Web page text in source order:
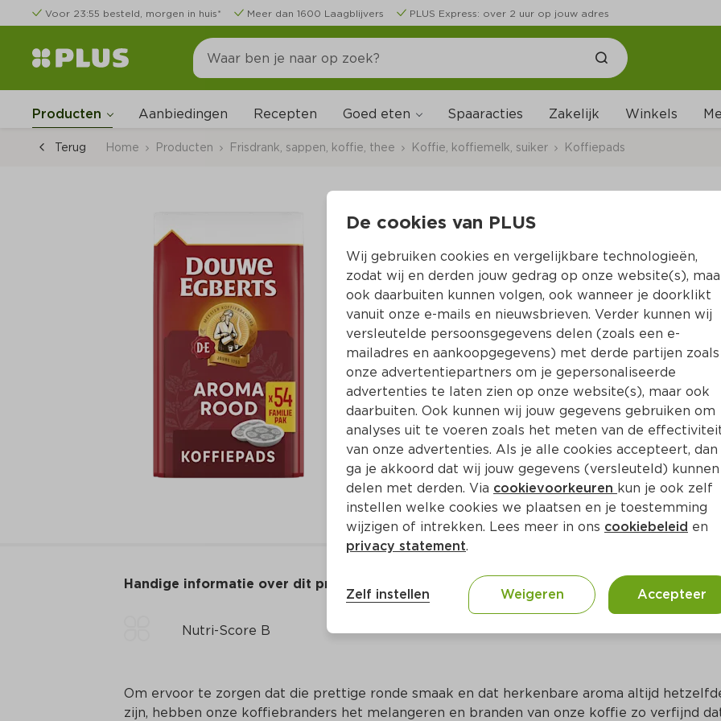
Voor 23:55 besteld, morgen in huis* Meer dan 1600 Laagblijvers PLUS Express: over 2 uur op jouw adres
Producten Aanbiedingen Recepten Goed eten Spaaracties Zakelijk Winkels
Terug Home Producten Frisdrank, sappen, koffie, thee Koffie, koffiemelk, suiker Koffiepads
Douwe Egberts
Per Zak 54 st  (per stuks €0.19)
9.99
Toevoegen
Handige informatie over dit product
Nutri-Score B
Om ervoor te zorgen dat die prettige ronde smaak en dat herkenbare aroma altijd
zijn, hebben onze koffiebranders het melangeren en branden van onze koffie zo verfijnd
De cookies van PLUS
Wij gebruiken cookies en vergelijkbare technologieën,
zodat wij en derden jouw gedrag op onze website(s),
ook daarbuiten kunnen volgen, ook wanneer je doorklikt
vanuit onze e-mails en nieuwsbrieven. Verder kunnen wij
versleutelde persoonsgegevens delen (zoals een e-
mailadres en aankoopgegevens) met derde partijen zoals
onze advertentiepartners om je gepersonaliseerde
advertenties te laten zien op onze website(s), maar ook
daarbuiten. Ook kunnen wij jouw gegevens gebruiken om
analyses uit te voeren zoals het meten van de
van onze advertenties. Als je alle cookies accepteert, dan
ga je akkoord dat wij jouw gegevens (versleuteld) kunnen
delen met derden. Via cookievoorkeuren kun je ook zelf
instellen welke cookies we plaatsen en je toestemming
wijzigen of intrekken. Lees meer in ons cookiebeleid en
privacy statement.
Zelf instellen Weigeren Accepteer